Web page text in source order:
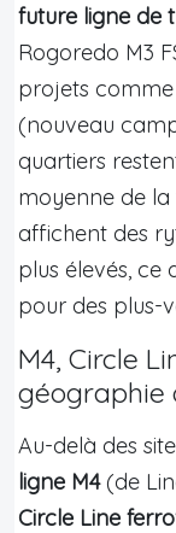
future ligne de
Rogoredo M3
projets comme
(nouveau
quartiers
moyenne de la
affichent des
plus élevés, ce
pour des plus-
M4, Circle
géographie
Au-delà des
ligne M4(de
Circle Line